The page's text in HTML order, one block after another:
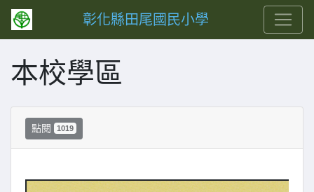
彰化縣田尾國民小學
本校學區
點閱 1019